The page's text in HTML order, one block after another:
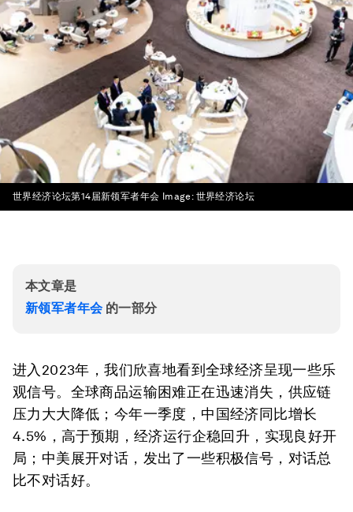
​世界经济论坛第14届新领军者年会 Image: 世界经济论坛
本文章是
新领军者年会的一部分
进入2023年，我们欣喜地看到全球经济呈现一些乐
观信号。全球商品运输困难正在迅速消失，供应链
压力大大降低；今年一季度，中国经济同比增长
4.5%，高于预期，经济运行企稳回升，实现良好开
局；中美展开对话，发出了一些积极信号，对话总
比不对话好。